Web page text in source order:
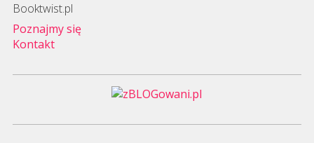
Booktwist.pl
Poznajmy się
Kontakt